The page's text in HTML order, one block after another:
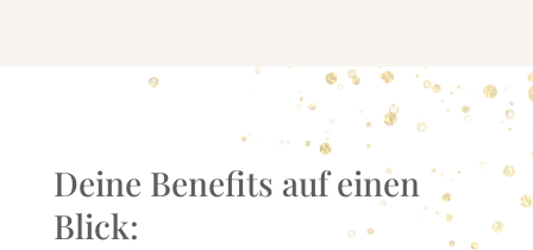
Deine Benefits auf einen
Blick: